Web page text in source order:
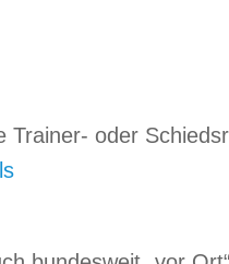
Trainer- oder